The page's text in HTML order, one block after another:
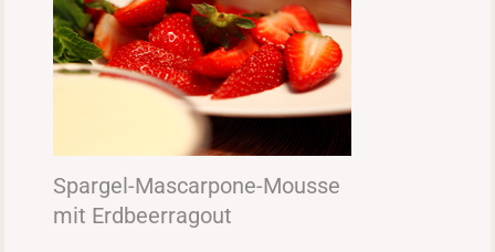
Spargel-Mascarpone-Mousse
mit Erdbeerragout